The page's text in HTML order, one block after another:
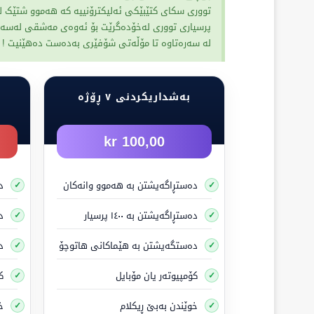
پێشکەوتنی ئۆتۆمبێلی چوار تایە قەدەغەیە
ئەم هێمای
تووری سکای کتێبێکی ئەلیکترۆنییە کە هەموو
پرسیاری تووری لەخۆدەگرێت بۆ ئەوەی مەشقی
لە سەرەتاوە تا مۆڵەتی شۆفێری بەدەست دەهێنیت !
بەشداریکردنی ٧ ڕۆژە
100,00 kr
دەستڕاگەیشتن بە هەموو وانەکان
دەستڕاگەیشتن بە ١٤٠٠ پرسیار
دەستگەیشتن بە هێماکانی هاتوچۆ
کۆمپیوتەر یان مۆبایل
خوێندن بەبێ ڕیکلام